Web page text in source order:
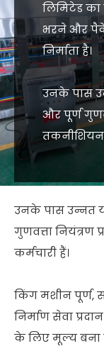
लिमिटेड
भरने और
निर्माता है।
उनके पास
और पूर्ण
तकनीशियन
उनके पास उन्नत
गुणवत्ता
कर्मचारी हैं।
किंग मशीन पूर्ण,
निर्माण सेवा
के लिए मूल्य बना